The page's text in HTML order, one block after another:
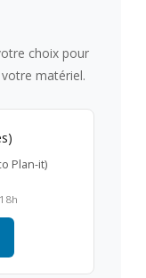
choix pour
matériel.
Plan-it)